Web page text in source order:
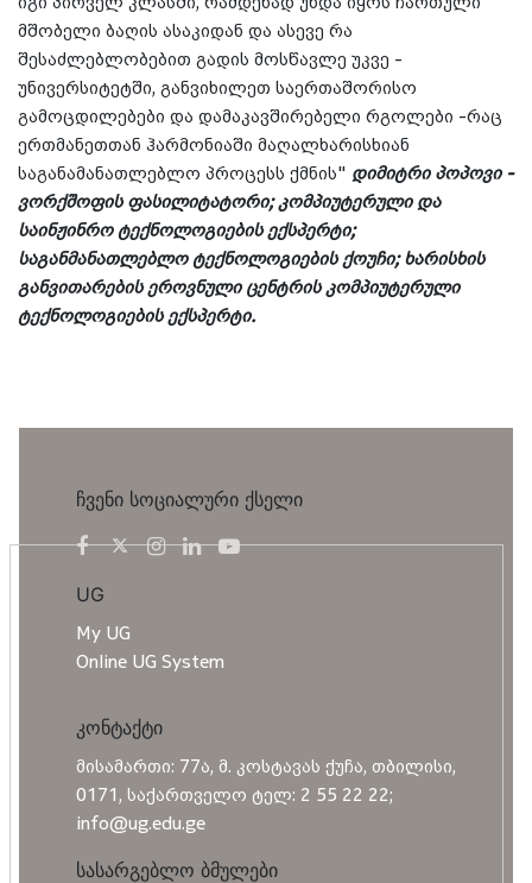
მშობელი ბაღის ასაკიდან და ასევე რა
შესაძლებლობებით გადის მოსწავლე უკვე -
უნივერსიტეტში, განვიხილეთ საერთაშორისო
გამოცდილებები და დამაკავშირებელი რგოლები -რაც
ერთმანეთთან ჰარმონიაში მაღალხარისხიან
საგანამანათლებლო პროცესს ქმნის" დიმიტრი პოპოვი -
ვორქშოფის ფასილიტატორი; კომპიუტერული და
საინჟინრო ტექნოლოგიების ექსპერტი;
საგანმანათლებლო ტექნოლოგიების ქოუჩი; ხარისხის
განვითარების ეროვნული ცენტრის კომპიუტერული
ტექნოლოგიების ექსპერტი.
ჩვენი სოციალური ქსელი
UG
My UG
Online UG System
კონტაქტი
მისამართი: 77ა, მ. კოსტავას ქუჩა, თბილისი,
0171, საქართველო ტელ: 2 55 22 22;
info@ug.edu.ge
სასარგებლო ბმულები